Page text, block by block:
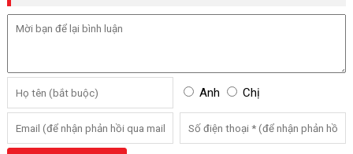
Anh Chị